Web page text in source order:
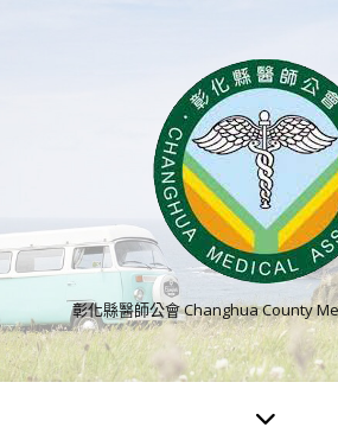
彰化縣醫師公會 Changhua County